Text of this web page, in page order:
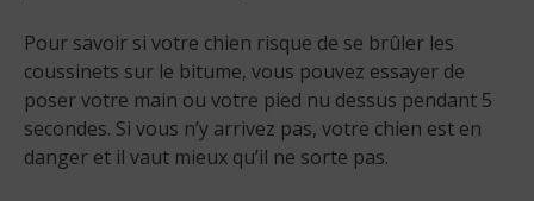
Pour savoir si votre chien risque de se brûler les
coussinets sur le bitume, vous pouvez essayer de
poser votre main ou votre pied nu dessus pendant 5
secondes. Si vous n’y arrivez pas, votre chien est en
danger et il vaut mieux qu’il ne sorte pas.